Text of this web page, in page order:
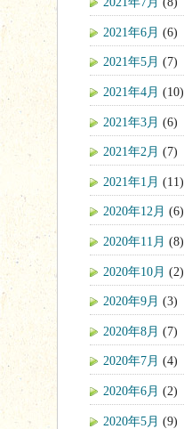
2021年6月 (6)
2021年5月 (7)
2021年4月 (10)
2021年3月 (6)
2021年2月 (7)
2021年1月 (11)
2020年12月 (6)
2020年11月 (8)
2020年10月 (2)
2020年9月 (3)
2020年8月 (7)
2020年7月 (4)
2020年6月 (2)
2020年5月 (9)